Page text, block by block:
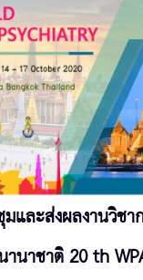
และส่งผลงานวิชา
นาชาติ 20 th